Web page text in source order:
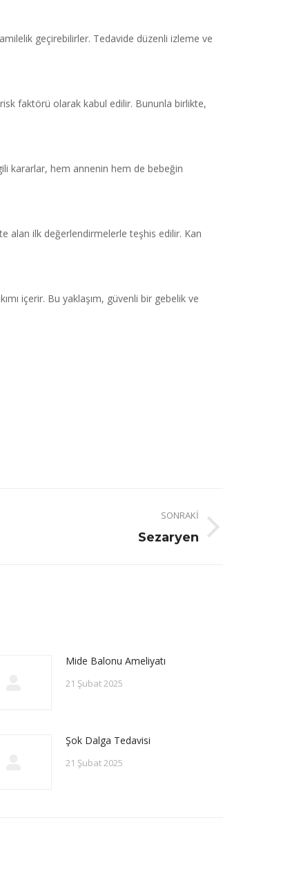
geçirebilirler. Tedavide düzenli izleme ve
faktörü olarak kabul edilir. Bununla birlikte,
kararlar, hem annenin hem de bebeğin
alan ilk değerlendirmelerle teşhis edilir. Kan
içerir. Bu yaklaşım, güvenli bir gebelik ve
SONRAKI
Sezaryen
Mide Balonu Ameliyatı
21 Şubat 2025
Şok Dalga Tedavisi
21 Şubat 2025